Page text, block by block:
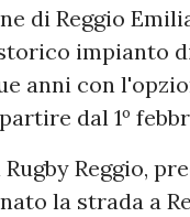
di Reggio
impianto
anni con
dal 1º
Reggio,
la strada a